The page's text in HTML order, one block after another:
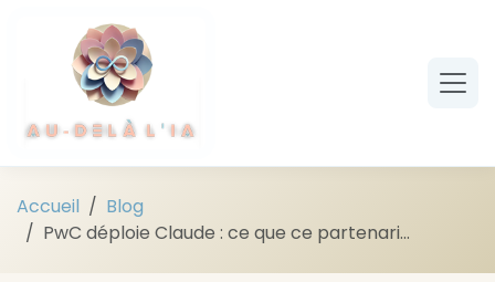
Aller au contenu principal
Accueil
Blog
PwC déploie Claude : ce que ce partenari...